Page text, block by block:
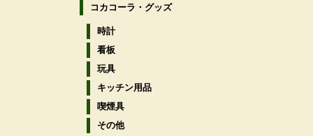
コカコーラ・グッズ
時計
看板
玩具
キッチン用品
喫煙具
その他